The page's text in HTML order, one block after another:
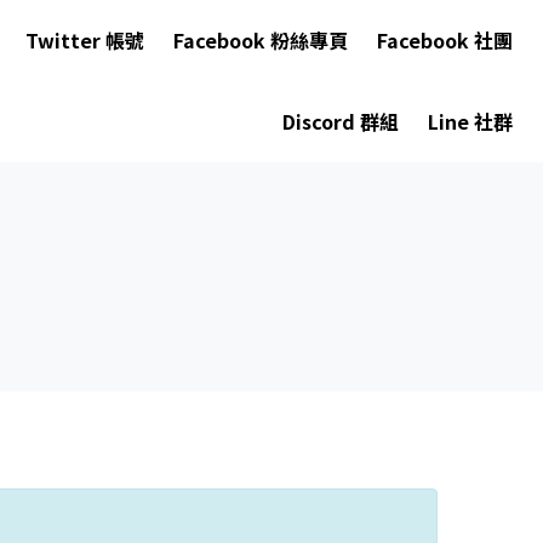
Twitter 帳號 Facebook 粉絲專頁 Facebook 社團
Discord 群組 Line 社群